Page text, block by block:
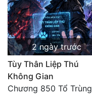
2 ngày trước
Tùy Thân Liệp Thú
Không Gian
Chương 850 Tổ Trùng